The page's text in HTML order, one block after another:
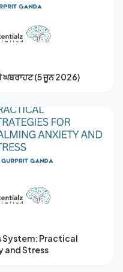
ਘਬਰਾਹਟ (5 ਜੂਨ 2026)
System: Practical
and Stress